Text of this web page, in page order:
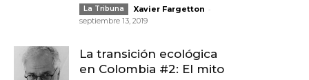
La Tribuna Xavier Fargetton -
septiembre 13, 2019
La transición ecológica
en Colombia #2: El mito